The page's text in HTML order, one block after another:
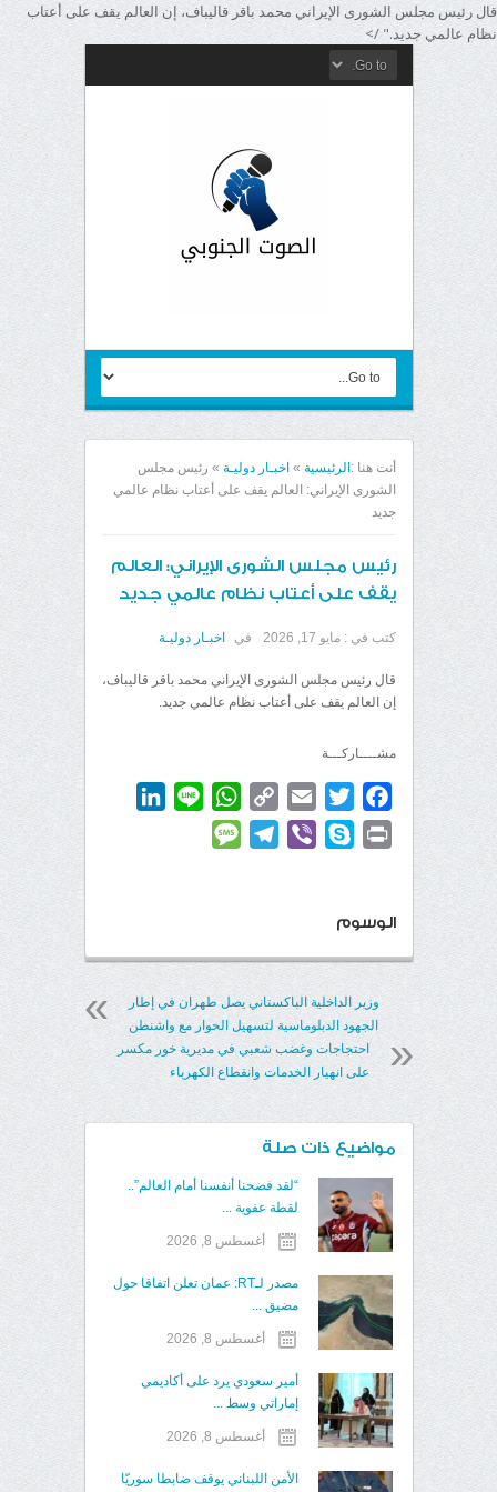
قال رئيس مجلس الشورى الإيراني محمد باقر قاليباف، إن العالم يقف على أعتاب
نظام عالمي جديد." />
أنت هنا : الرئيسية » اخبـار دوليـة » رئيس مجلس
الشورى الإيراني: العالم يقف على أعتاب نظام عالمي
جديد
رئيس مجلس الشورى الإيراني: العالم
يقف على أعتاب نظام عالمي جديد
كتب في : مايو 17, 2026 في اخبـار دوليـة
قال رئيس مجلس الشورى الإيراني محمد باقر قاليباف،
إن العالم يقف على أعتاب نظام عالمي جديد.
مشــــاركـــة
Facebook
Twitter
Email
Copy
Link
WhatsApp
Line
Print
Skype
Viber
Telegram
الوسوم
وزير الداخلية الباكستاني يصل طهران في إطار
الجهود الدبلوماسية لتسهيل الحوار مع واشنطن
احتجاجات وغضب شعبي في مديرية خور مكسر
على انهيار الخدمات وانقطاع الكهرباء
مواضيع ذات صلة
“لقد فضحنا أنفسنا أمام العالم”..
لقطة عفوية ...
أغسطس 8, 2026
مصدر لـRT: عمان تعلن اتفاقا حول
مضيق ...
أغسطس 8, 2026
أمير سعودي يرد على أكاديمي
إماراتي وسط ...
أغسطس 8, 2026
الأمن اللبناني يوقف ضابطا سوريّا